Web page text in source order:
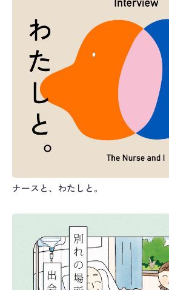
ナースと、わたしと。